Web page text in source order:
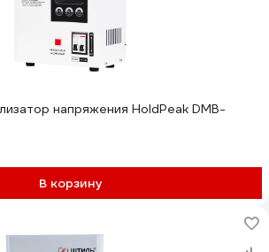
напряжения HoldPeak DMB-
В корзину